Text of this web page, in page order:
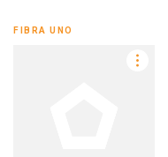
FIBRA UNO